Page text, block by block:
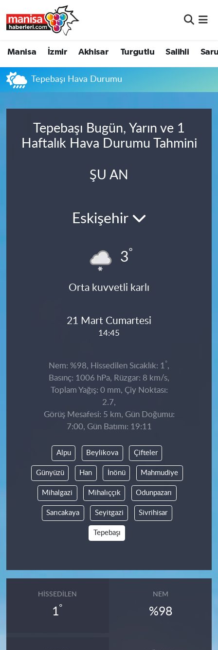
Manisa İzmir Akhisar Turgutlu Salihli
Tepebaşı Hava Durumu
Tepebaşı Bugün, Yarın ve 1
Haftalık Hava Durumu Tahmini
ŞU AN
Eskişehir
3°
Orta kuvvetli karlı
21 Mart Cumartesi
14:45
Nem: %98, Hissedilen Sıcaklık: 1 °,
Basınç: 1006 hPa, Rüzgar: 8 km/s,
Toplam Yağış: 0 mm, Çiy Noktası:
2.7,
Görüş Mesafesi: 5 km, Gün Doğumu:
7:00, Gün Batımı: 19:11
Alpu Beylikova Çifteler
Günyüzü Han İnönü Mahmudiye
Mihalgazi Mihalıççık Odunpazarı
Sarıcakaya Seyitgazi Sivrihisar
Tepebaşı
HISSEDILEN
1°
NEM
%98
Akhisar
Turgutlu
Salihli
Manisa Nöbetçi Eczaneler
Manisa Namaz Vakitleri
Manisa Trafik Yoğunluk Haritası
Süper Lig Puan Durumu ve Fikstür